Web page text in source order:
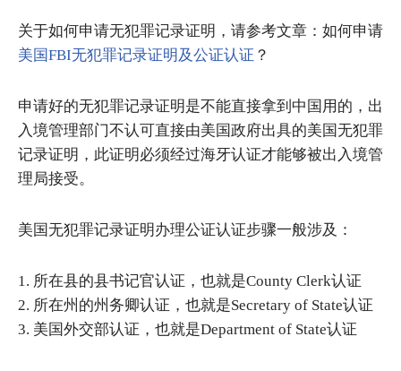
关于如何申请无犯罪记录证明，请参考文章：如何申请
美国FBI无犯罪记录证明及公证认证 ？
申请好的无犯罪记录证明是不能直接拿到中国用的，出
入境管理部门不认可直接由美国政府出具的美国无犯罪
记录证明，此证明必须经过海牙认证才能够被出入境管
理局接受。
美国无犯罪记录证明办理公证认证步骤一般涉及：
1. 所在县的县书记官认证，也就是County Clerk认证
2. 所在州的州务卿认证，也就是Secretary of State认证
3. 美国外交部认证，也就是Department of State认证